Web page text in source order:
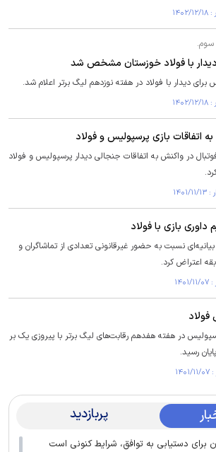
سوم.
با فولاد خوزستان مشخص شد
دیدار با فولاد در هفته نوزدهم لیگ برتر اعلام شد.
اتفاقات بازی پرسپولیس و فولاد
در واکنش به اتفاقات جنجالی دیدار پرسپولیس و فولاد
بازی با فولاد
نسبت به حضور غیرقانونی تعدادی از تماشاگران و
اعتراض کرد.
در هفته هفدهم رقابت‌های لیگ برتر با پیروزی یک بر
رسید.
پربازدید
برای دستیابی به توافق، شرایط کنونی است